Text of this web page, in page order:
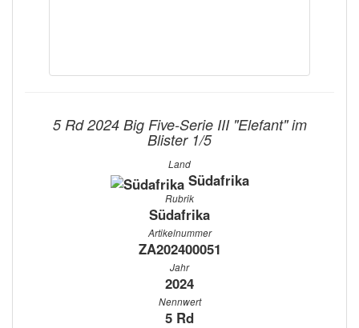
5 Rd 2024 Big Five-Serie III "Elefant" im
Blister 1/5
Land
Südafrika
Rubrik
Südafrika
Artikelnummer
ZA202400051
Jahr
2024
Nennwert
5 Rd